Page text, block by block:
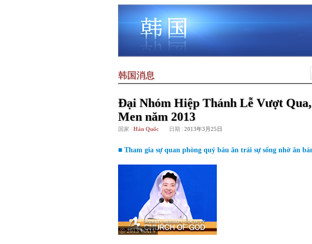
韩国消息
Đại Nhóm Hiệp Thánh Lễ Vượt
Men năm 2013
国家 Hàn Quốc 日期 2013年3月25日
■ Tham gia sự quan phòng quý báu ăn trái sự sống nhờ ăn
ⓒ 2013 WATV